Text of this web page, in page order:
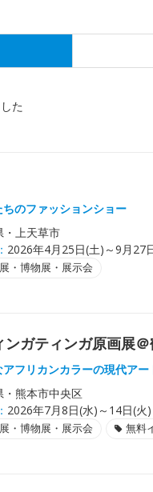
た
のファッションショー
・上天草市
2026年4月25日(土)～9月
・博物展・展示会
ガティンガ原画展＠
フリカンカラーの現代アー
・熊本市中央区
2026年7月8日(水)～14日(
・博物展・展示会 無料